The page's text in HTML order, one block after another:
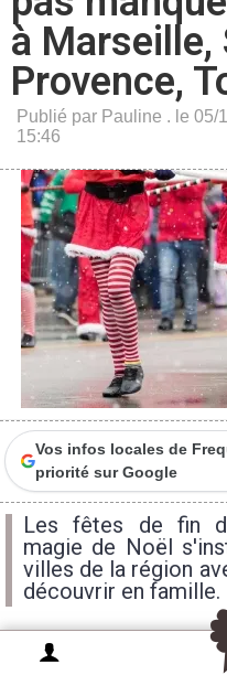
à Marseille,
Provence,
Publié par Pauline . le 05/
15:46
Vos infos locales de
priorité sur Google
Les fêtes de fin
magie de Noël
villes de la région
découvrir en famille.
⚠️En raison du fort